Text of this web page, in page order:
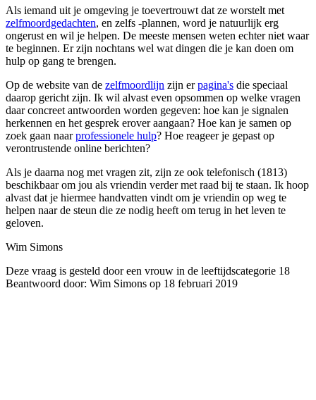
Als iemand uit je omgeving je toevertrouwt dat ze worstelt met
zelfmoordgedachten, en zelfs -plannen, word je natuurlijk erg
ongerust en wil je helpen. De meeste mensen weten echter niet waar
te beginnen. Er zijn nochtans wel wat dingen die je kan doen om
hulp op gang te brengen.
Op de website van de zelfmoordlijn zijn erpagina's die speciaal
daarop gericht zijn. Ik wil alvast even opsommen op welke vragen
daar concreet antwoorden worden gegeven: hoe kan je signalen
herkennen en het gesprek erover aangaan? Hoe kan je samen op
zoek gaan naarprofessionele hulp? Hoe reageer je gepast op
verontrustende online berichten?
Als je daarna nog met vragen zit, zijn ze ook telefonisch (1813)
beschikbaar om jou als vriendin verder met raad bij te staan. Ik hoop
alvast dat je hiermee handvatten vindt om je vriendin op weg te
helpen naar de steun die ze nodig heeft om terug in het leven te
geloven.
Wim Simons
Deze vraag is gesteld door een vrouw in de leeftijdscategorie 18
Beantwoord door: Wim Simons op 18 februari 2019